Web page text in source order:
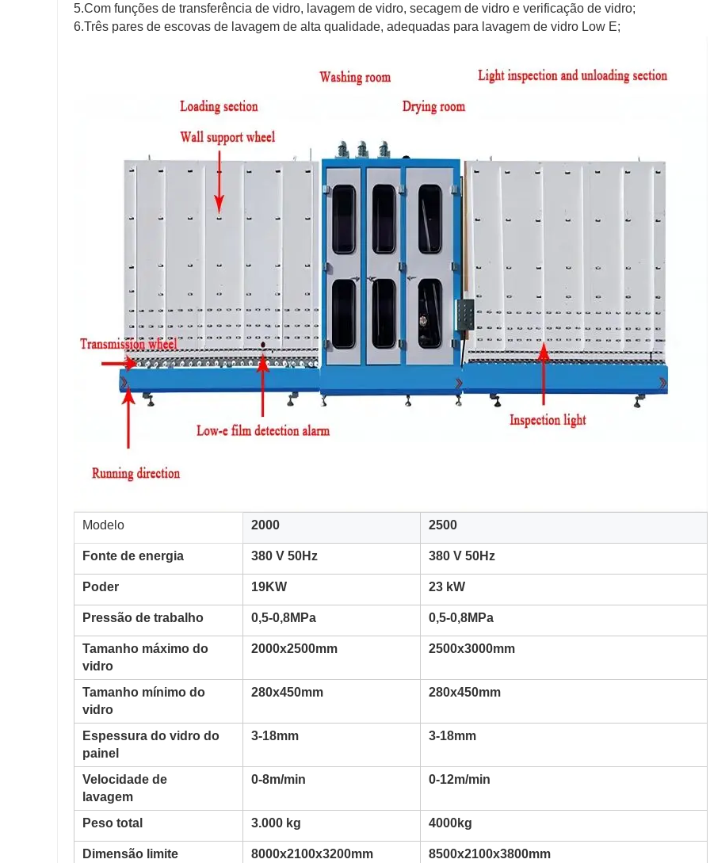
5.Com funções de transferência de vidro, lavagem de vidro, secagem de vidro e verificação de vidro;
6.Três pares de escovas de lavagem de alta qualidade, adequadas para lavagem de vidro Low E;
Modelo 2000 2500
Fonte de energia 380 V 50Hz 380 V 50Hz
Poder 19KW 23 kW
Pressão de trabalho 0,5-0,8MPa 0,5-0,8MPa
Tamanho máximo do
vidro
2000x2500mm 2500x3000mm
Tamanho mínimo do
vidro
280x450mm 280x450mm
Espessura do vidro do
painel
3-18mm 3-18mm
Velocidade de
lavagem
0-8m/min 0-12m/min
Peso total 3.000 kg 4000kg
Dimensão limite 8000x2100x3200mm 8500x2100x3800mm